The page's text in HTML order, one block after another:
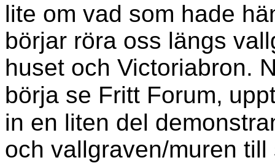
lite om vad som hade
börjar röra oss längs
huset och Victoriabron.
börja se Fritt Forum,
in en liten del
och vallgraven/muren